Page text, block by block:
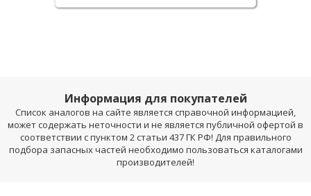
Информация для покупателей
Список аналогов на сайте является справочной информацией,
может содержать неточности и не является публичной офертой в
соответствии с пунктом 2 статьи 437 ГК РФ! Для правильного
подбора запасных частей необходимо пользоваться каталогами
производителей!